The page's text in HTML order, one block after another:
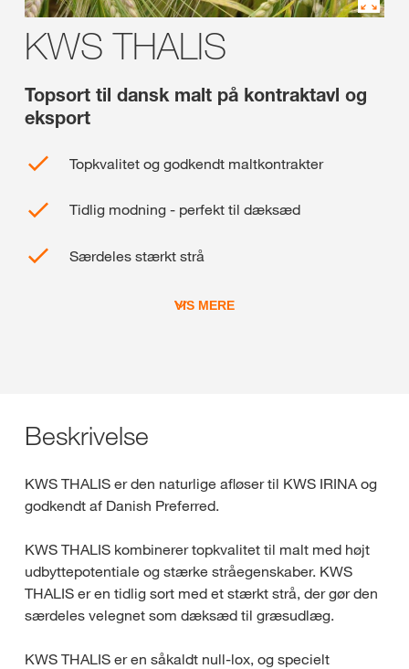
KWS THALIS
Topsort til dansk malt på kontraktavl og
eksport
Topkvalitet og godkendt maltkontrakter
Tidlig modning - perfekt til dæksæd
Særdeles stærkt strå
VIS MERE
Beskrivelse
KWS THALIS er den naturlige afløser til KWS IRINA og
godkendt af Danish Preferred.
KWS THALIS kombinerer topkvalitet til malt med højt
udbyttepotentiale og stærke stråegenskaber. KWS
THALIS er en tidlig sort med et stærkt strå, der gør den
særdeles velegnet som dæksæd til græsudlæg.
KWS THALIS er en såkaldt null-lox, og specielt